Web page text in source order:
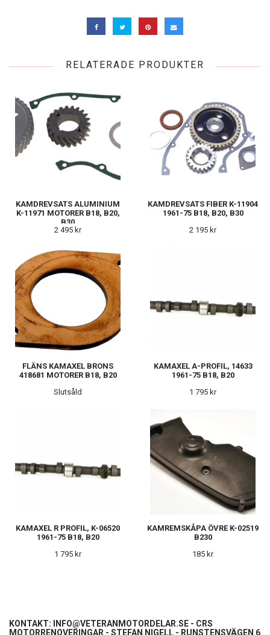
RELATERADE PRODUKTER
KAMDREVSATS ALUMINIUM
K-11971 MOTORER B18, B20,
B30
2 495 kr
KAMDREVSATS FIBER K-11904
1961-75 B18, B20, B30
2 195 kr
FLÄNS KAMAXEL BRONS
418681 MOTORER B18, B20
Slutsåld
KAMAXEL A-PROFIL, 14633
1961-75 B18, B20
1 795 kr
KAMAXEL R PROFIL, K-06520
1961-75 B18, B20
1 795 kr
KAMREMSKÅPA ÖVRE K-02519
B230
185 kr
KONTAKT: INFO@VETERANMOTORDELAR.SE - CRS
MOTORRENOVERINGAR - STEFAN NIGELL - RUNSTENSVÄGEN 6